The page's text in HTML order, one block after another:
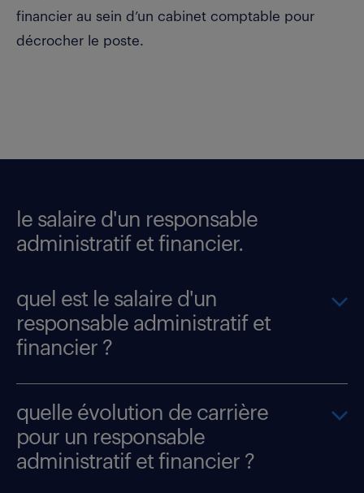
financier au sein d’un cabinet comptable pour
décrocher le poste.
le salaire d'un responsable
administratif et financier.
quel est le salaire d'un
responsable administratif et
financier ?
quelle évolution de carrière
pour un responsable
administratif et financier ?